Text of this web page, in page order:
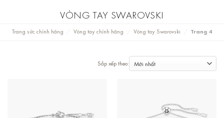
VÒNG TAY SWAROVSKI
Trang sức chính hãng Vòng tay chính hãng Vòng tay Swarovski Trang 4